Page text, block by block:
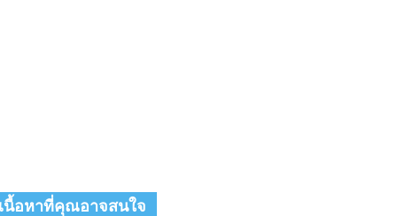
เนื้อหาที่คุณอาจสนใจ